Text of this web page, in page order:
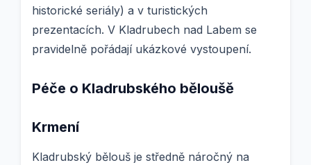
historické seriály) a v turistických
prezentacích. V Kladrubech nad Labem se
pravidelně pořádají ukázkové vystoupení.
Péče o Kladrubského běloušě
Krmení
Kladrubský bělouš je středně náročný na